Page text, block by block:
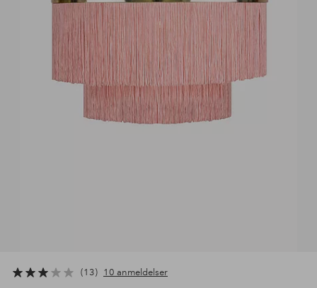
13 10 anmeldelser